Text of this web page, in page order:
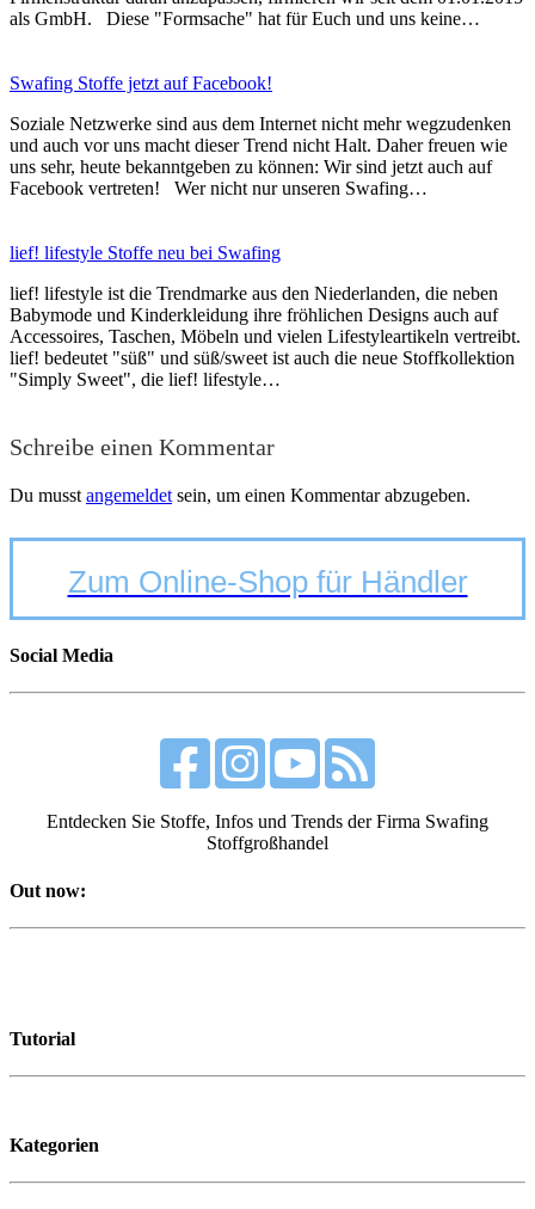
als GmbH. Diese "Formsache" hat für Euch und uns keine…
Swafing Stoffe jetzt auf Facebook!
Soziale Netzwerke sind aus dem Internet nicht mehr wegzudenken
und auch vor uns macht dieser Trend nicht Halt. Daher freuen wie
uns sehr, heute bekanntgeben zu können: Wir sind jetzt auch auf
Facebook vertreten! Wer nicht nur unseren Swafing…
lief! lifestyle Stoffe neu bei Swafing
lief! lifestyle ist die Trendmarke aus den Niederlanden, die neben
Babymode und Kinderkleidung ihre fröhlichen Designs auch auf
Accessoires, Taschen, Möbeln und vielen Lifestyleartikeln vertreibt.
lief! bedeutet "süß" und süß/sweet ist auch die neue Stoffkollektion
"Simply Sweet", die lief! lifestyle…
Schreibe einen Kommentar
Du musst angemeldet sein, um einen Kommentar abzugeben.
Zum Online-Shop für Händler
Social Media
Entdecken Sie Stoffe, Infos und Trends der Firma Swafing
Stoffgroßhandel
Out now:
Tutorial
Kategorien